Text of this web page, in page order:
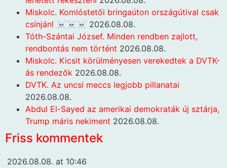
Miskolc. Komlóstetői bringaúton országútival csak
csínján! ☠️☠️☠️ 2026.08.08.
Tóth-Szántai József. Minden rendben zajlott,
rendbontás nem történt 2026.08.08.
Miskolc. Kicsit körülményesen verekedtek a DVTK-
ás rendezők 2026.08.08.
DVTK. Az uncsi meccs legjobb pillanatai
2026.08.08.
Abdul El-Sayed az amerikai demokraták új sztárja,
Trump máris nekiment 2026.08.08.
Friss kommentek
2026.08.08. at 10:46